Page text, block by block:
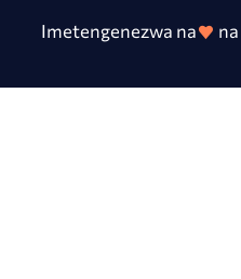
Imetengenezwa na na